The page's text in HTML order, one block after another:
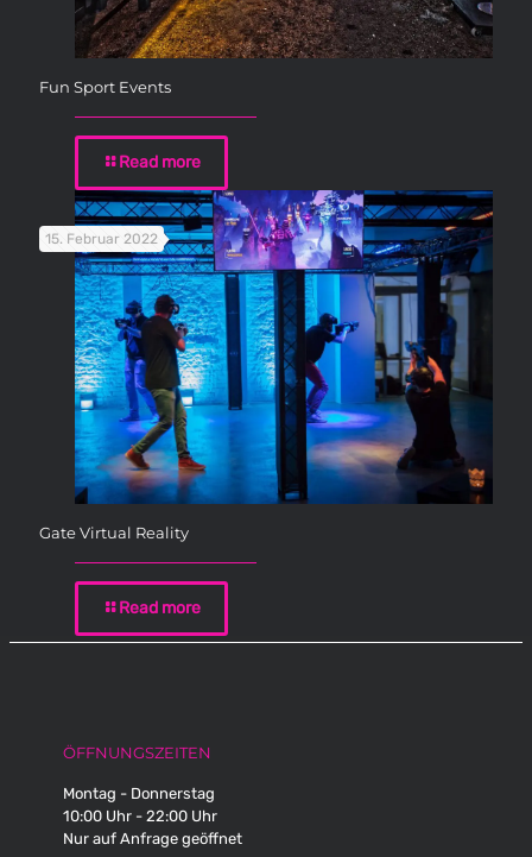
Fun Sport Events
Read more
15. Februar 2022
Gate Virtual Reality
Read more
ÖFFNUNGSZEITEN
Montag - Donnerstag
10:00 Uhr - 22:00 Uhr
Nur auf Anfrage geöffnet